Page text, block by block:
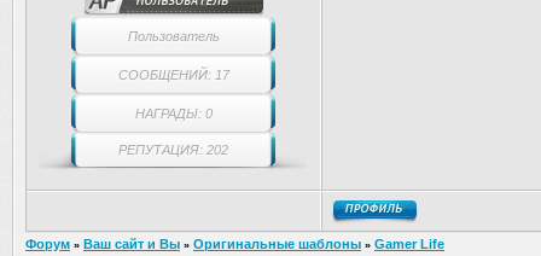
Пользователь
СООБЩЕНИЙ: 17
НАГРАДЫ: 0
РЕПУТАЦИЯ: 202
Форум » Ваш сайт и Вы » Оригинальные шаблоны » Gamer Life